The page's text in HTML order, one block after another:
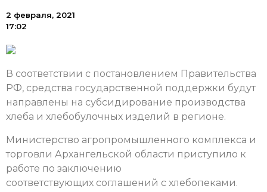
2 февраля, 2021
17:02
В соответствии с постановлением Правительства
РФ, средства государственной поддержки будут
направлены на субсидирование производства
хлеба и хлебобулочных изделий в регионе.
Министерство агропромышленного комплекса и
торговли Архангельской области приступило к
работе по заключению
соответствующих соглашений с хлебопеками.